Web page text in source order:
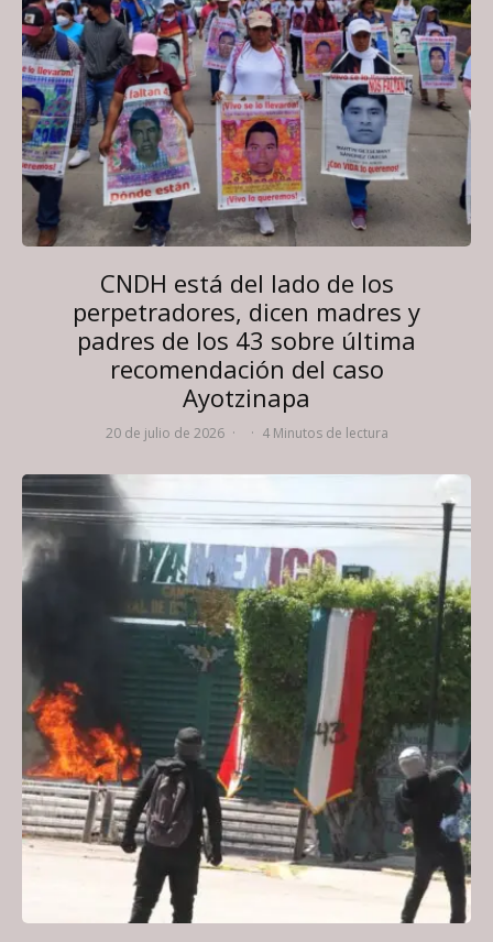
CNDH está del lado de los
perpetradores, dicen madres y
padres de los 43 sobre última
recomendación del caso
Ayotzinapa
20 de julio de 2026 · · 4 Minutos de lectura